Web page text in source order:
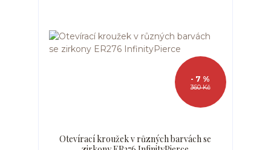
360 Kč
- 7 %
Otevírací kroužek v různých barvách se